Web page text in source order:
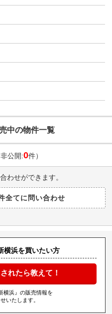
中の物件一覧
公開:0件）
わせができます。
横浜を買いたい方
れたら教えて！
横浜』の販売情報を
いたします。